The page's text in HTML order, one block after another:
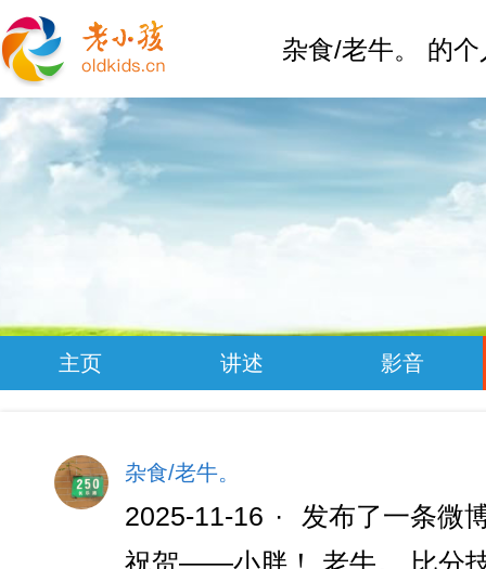
杂食/老牛。 的
主页 讲述 影音
杂食/老牛。
2025-11-16 ·
发布了一条微
祝贺——小胖！ 老牛。 比分